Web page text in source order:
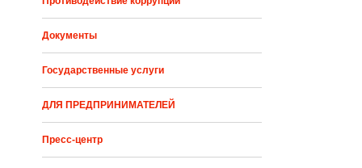
Документы
Государственные услуги
ДЛЯ ПРЕДПРИНИМАТЕЛЕЙ
Пресс-центр